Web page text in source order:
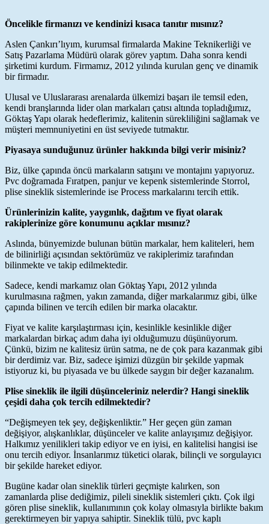
Öncelikle firmanızı ve kendinizi kısaca tanıtır mısınız?
Aslen Çankırı’lıyım, kurumsal firmalarda Makine Teknikerliği ve
Satış Pazarlama Müdürü olarak görev yaptım. Daha sonra kendi
şirketimi kurdum. Firmamız, 2012 yılında kurulan genç ve dinamik
bir firmadır.
Ulusal ve Uluslararası arenalarda ülkemizi başarı ile temsil eden,
kendi branşlarında lider olan markaları çatısı altında topladığımız,
Göktaş Yapı olarak hedeflerimiz, kalitenin sürekliliğini sağlamak ve
müşteri memnuniyetini en üst seviyede tutmaktır.
Piyasaya sunduğunuz ürünler hakkında bilgi verir misiniz?
Biz, ülke çapında öncü markaların satışını ve montajını yapıyoruz.
Pvc doğramada Fıratpen, panjur ve kepenk sistemlerinde Storrol,
plise sineklik sistemlerinde ise Process markalarını tercih ettik.
Ürünlerinizin kalite, yaygınlık, dağıtım ve fiyat olarak
rakiplerinize göre konumunu açıklar mısınız?
Aslında, bünyemizde bulunan bütün markalar, hem kaliteleri, hem
de bilinirliği açısından sektörümüz ve rakiplerimiz tarafından
bilinmekte ve takip edilmektedir.
Sadece, kendi markamız olan Göktaş Yapı, 2012 yılında
kurulmasına rağmen, yakın zamanda, diğer markalarımız gibi, ülke
çapında bilinen ve tercih edilen bir marka olacaktır.
Fiyat ve kalite karşılaştırması için, kesinlikle kesinlikle diğer
markalardan birkaç adım daha iyi olduğumuzu düşünüyorum.
Çünkü, bizim ne kalitesiz ürün satma, ne de çok para kazanmak gibi
bir derdimiz var. Biz, sadece işimizi düzgün bir şekilde yapmak
istiyoruz ki, bu piyasada ve bu ülkede saygın bir değer kazanalım.
Plise sineklik ile ilgili düşünceleriniz nelerdir? Hangi sineklik
çeşidi daha çok tercih edilmektedir?
“Değişmeyen tek şey, değişkenliktir.” Her geçen gün zaman
değişiyor, alışkanlıklar, düşünceler ve kalite anlayışımız değişiyor.
Halkımız yenilikleri takip ediyor ve en iyisi, en kalitelisi hangisi ise
onu tercih ediyor. İnsanlarımız tüketici olarak, bilinçli ve sorgulayıcı
bir şekilde hareket ediyor.
Bugüne kadar olan sineklik türleri geçmişte kalırken, son
zamanlarda plise dediğimiz, pileli sineklik sistemleri çıktı. Çok ilgi
gören plise sineklik, kullanımının çok kolay olmasıyla birlikte bakım
gerektirmeyen bir yapıya sahiptir. Sineklik tülü, pvc kaplı